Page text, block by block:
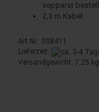
sepparat
2,3 m Kabel.
Art.Nr.: 008411
Lieferzeit:
Versandgewicht: 7,25